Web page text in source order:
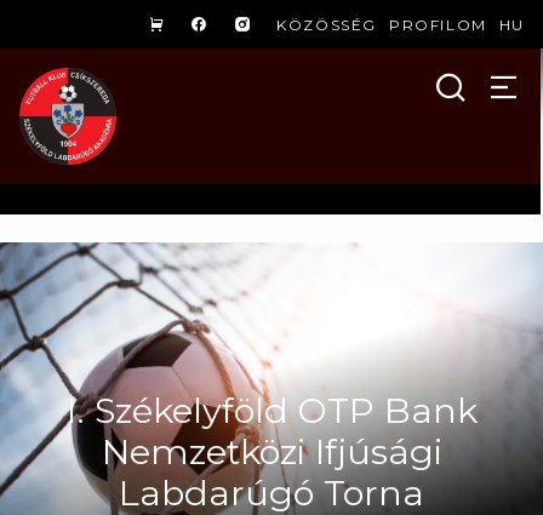
KÖZÖSSÉG PROFILOM HU
I. Székelyföld OTP Bank
Nemzetközi Ifjúsági
Labdarúgó Torna